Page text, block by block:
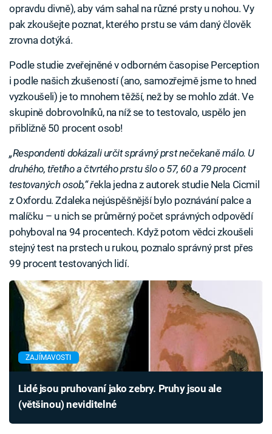
opravdu divně), aby vám sahal na různé prsty u nohou. Vy
pak zkoušejte poznat, kterého prstu se vám daný člověk
zrovna dotýká.
Podle studie zveřejněné v odborném časopise Perception
i podle našich zkušeností (ano, samozřejmě jsme to hned
vyzkoušeli) je to mnohem těžší, než by se mohlo zdát. Ve
skupině dobrovolníků, na níž se to testovalo, uspělo jen
přibližně 50 procent osob!
„Respondenti dokázali určit správný prst nečekaně málo. U
druhého, třetího a čtvrtého prstu šlo o 57, 60 a 79 procent
testovaných osob,“ řekla jedna z autorek studie Nela Cicmil
z Oxfordu. Zdaleka nejúspěšnější bylo poznávání palce a
malíčku – u nich se průměrný počet správných odpovědí
pohyboval na 94 procentech. Když potom vědci zkoušeli
stejný test na prstech u rukou, poznalo správný prst přes
99 procent testovaných lidí.
ZAJÍMAVOSTI
Lidé jsou pruhovaní jako zebry. Pruhy jsou ale
(většinou) neviditelné